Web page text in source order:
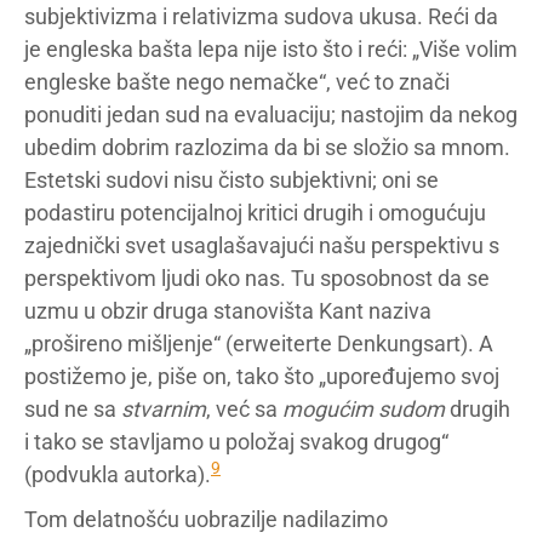
subjektivizma i relativizma sudova ukusa. Reći da
je engleska bašta lepa nije isto što i reći: „Više volim
engleske bašte nego nemačke“, već to znači
ponuditi jedan sud na evaluaciju; nastojim da nekog
ubedim dobrim razlozima da bi se složio sa mnom.
Estetski sudovi nisu čisto subjektivni; oni se
podastiru potencijalnoj kritici drugih i omogućuju
zajednički svet usaglašavajući našu perspektivu s
perspektivom ljudi oko nas. Tu sposobnost da se
uzmu u obzir druga stanovišta Kant naziva
„prošireno mišljenje“ (erweiterte Denkungsart). A
postižemo je, piše on, tako što „upoređujemo svoj
sud ne sa stvarnim, već sa mogućim sudomdrugih
i tako se stavljamo u položaj svakog drugog“
(podvukla autorka).9
Tom delatnošću uobrazilje nadilazimo